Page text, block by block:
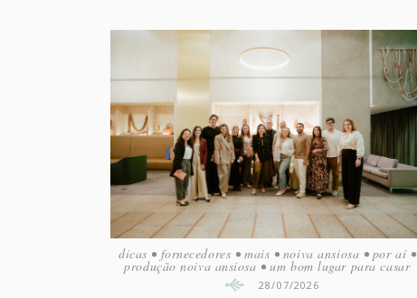
dicas • fornecedores • mais • noiva ansiosa • por aí •
produção noiva ansiosa • um bom lugar para casar
28/07/2026